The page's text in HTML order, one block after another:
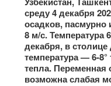
среду 4 декабря
осадков, пасмурно
8 м/с. Температура
декабря, в
температура — 6-
тепла. Переменная
возможна слабая